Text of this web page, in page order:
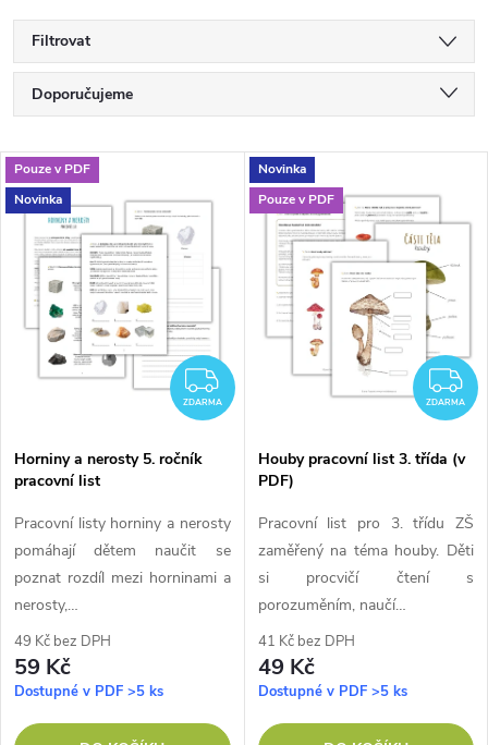
Filtrovat
Ř
a
z
e
n
r
o
d
u
k
Doporučujeme
Nejdražší
Nejprodávanější
Abecedně
V
ý
p
p
r
o
d
u
k
Pouze v PDF
Novinka
ZDARMA
ZDARMA
Horniny a nerosty 5. ročník
pracovní list
Pracovní listy horniny a nerosty
pomáhají dětem naučit se
poznat rozdíl mezi horninami a
nerosty,…
49 Kč bez DPH
59 Kč
Dostupné v PDF >5 ks
Novinka
Pouze v PDF
ZDARMA
Houby pracovní list 3. třída (v
PDF)
Pracovní list pro 3. třídu ZŠ
zaměřený na téma houby. Děti
si procvičí čtení s
porozuměním, naučí…
41 Kč bez DPH
49 Kč
Dostupné v PDF >5 ks